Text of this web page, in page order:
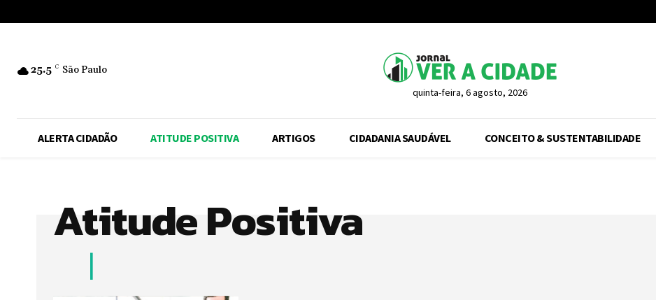
25.5 C São Paulo
quinta-feira, 6 agosto, 2026
ALERTA CIDADÃO ATITUDE POSITIVA ARTIGOS CIDADANIA SAUDÁVEL CONCEITO & SUSTENTABILIDADE
Atitude Positiva